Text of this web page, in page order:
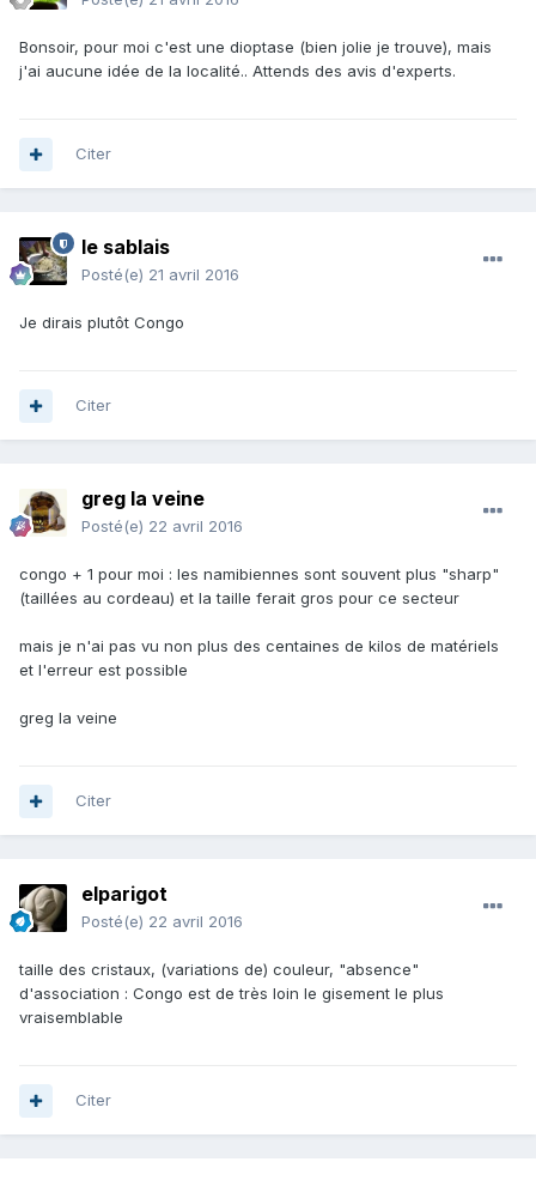
Bonsoir, pour moi c'est une dioptase (bien jolie je trouve), mais
j'ai aucune idée de la localité.. Attends des avis d'experts.
Citer
le sablais
Posté(e) 21 avril 2016
Je dirais plutôt Congo
Citer
greg la veine
Posté(e) 22 avril 2016
congo + 1 pour moi : les namibiennes sont souvent plus "sharp"
(taillées au cordeau) et la taille ferait gros pour ce secteur
mais je n'ai pas vu non plus des centaines de kilos de matériels
et l'erreur est possible
greg la veine
Citer
elparigot
Posté(e) 22 avril 2016
taille des cristaux, (variations de) couleur, "absence"
d'association : Congo est de très loin le gisement le plus
vraisemblable
Citer